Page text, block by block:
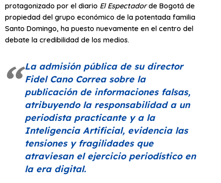
protagonizado por el diario El Espectadorde Bogotá de
propiedad del grupo económico de la potentada familia
Santo Domingo, ha puesto nuevamente en el centro del
debate la credibilidad de los medios.
La admisión pública de su director
Fidel Cano Correa sobre la
publicación de informaciones falsas,
atribuyendo la responsabilidad a un
periodista practicante y a la
Inteligencia Artificial, evidencia las
tensiones y fragilidades que
atraviesan el ejercicio periodístico en
la era digital.